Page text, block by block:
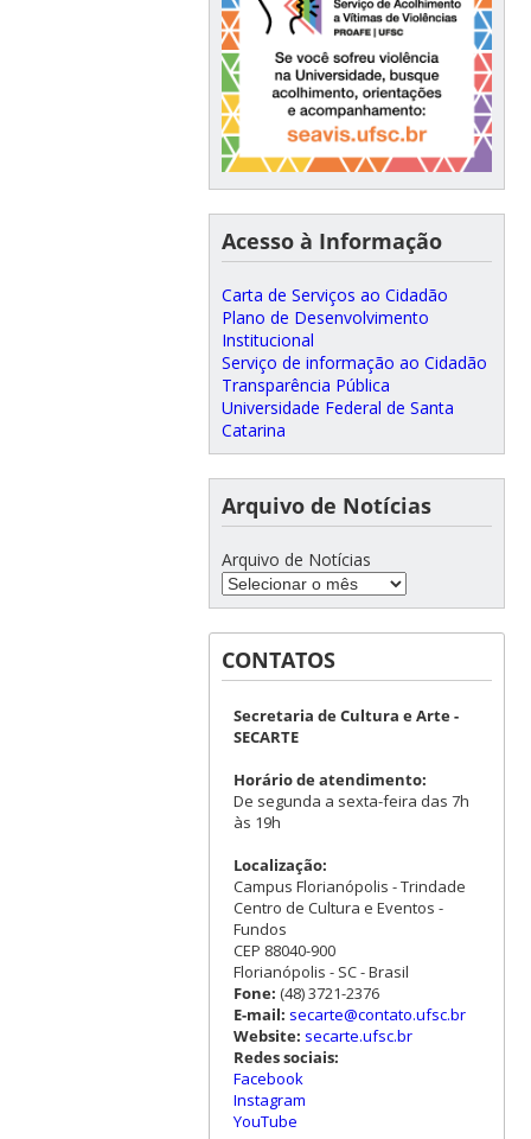
Acesso à Informação
Carta de Serviços ao Cidadão
Plano de Desenvolvimento
Institucional
Serviço de informação ao Cidadão
Transparência Pública
Universidade Federal de Santa
Catarina
Arquivo de Notícias
Arquivo de Notícias
CONTATOS
Secretaria de Cultura e Arte -
SECARTE
Horário de atendimento:
De segunda a sexta-feira das 7h
às 19h
Localização:
Campus Florianópolis - Trindade
Centro de Cultura e Eventos -
Fundos
CEP 88040-900
Florianópolis - SC - Brasil
Fone: (48) 3721-2376
E-mail: secarte@contato.ufsc.br
Website: secarte.ufsc.br
Redes sociais:
Facebook
Instagram
YouTube